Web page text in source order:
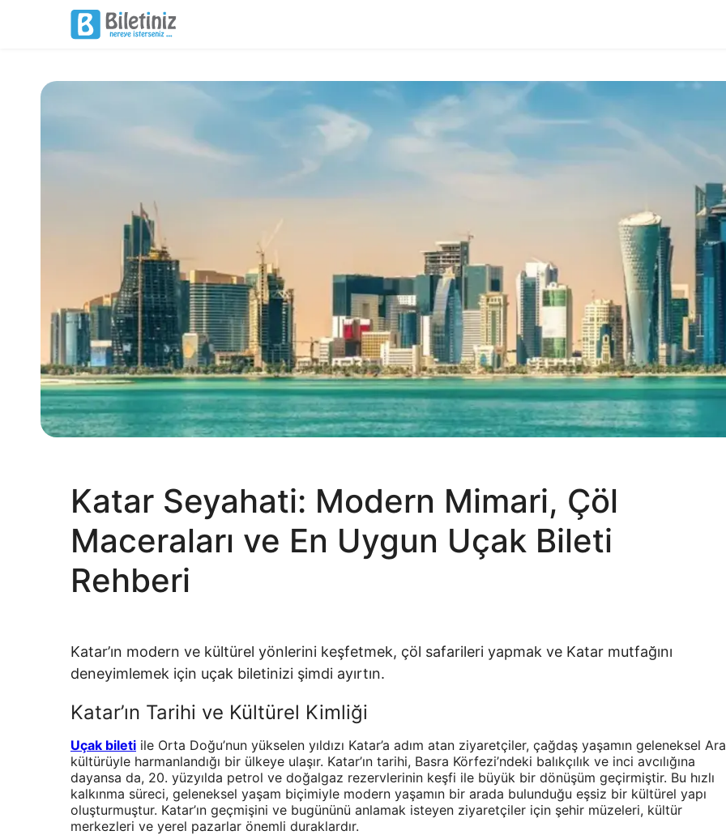
Katar Seyahati: Modern Mimari, Çöl
Maceraları ve En Uygun Uçak Bileti
Rehberi
Katar’ın modern ve kültürel yönlerini keşfetmek, çöl safarileri yapmak ve Katar mutfağını
deneyimlemek için uçak biletinizi şimdi ayırtın.
Katar’ın Tarihi ve Kültürel Kimliği
Uçak bileti ile Orta Doğu’nun yükselen yıldızı Katar’a adım atan ziyaretçiler, çağdaş yaşamın geleneksel
kültürüyle harmanlandığı bir ülkeye ulaşır. Katar’ın tarihi, Basra Körfezi’ndeki balıkçılık ve inci avcılığına
dayansa da, 20. yüzyılda petrol ve doğalgaz rezervlerinin keşfi ile büyük bir dönüşüm geçirmiştir. Bu hızlı
kalkınma süreci, geleneksel yaşam biçimiyle modern yaşamın bir arada bulunduğu eşsiz bir kültürel yapı
oluşturmuştur. Katar’ın geçmişini ve bugününü anlamak isteyen ziyaretçiler için şehir müzeleri, kültür
merkezleri ve yerel pazarlar önemli duraklardır.